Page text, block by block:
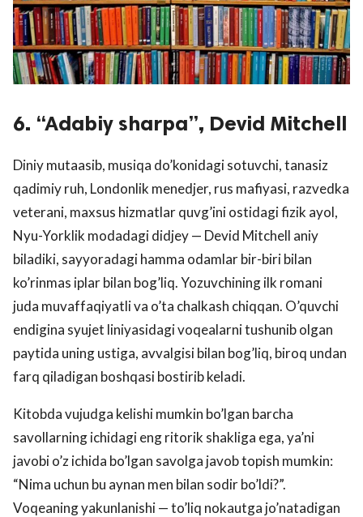
6. “Adabiy sharpa”, Devid Mitchell
Diniy mutaasib, musiqa do’konidagi sotuvchi, tanasiz
qadimiy ruh, Londonlik menedjer, rus mafiyasi, razvedka
veterani, maxsus hizmatlar quvg’ini ostidagi fizik ayol,
Nyu-Yorklik modadagi didjey — Devid Mitchell aniy
biladiki, sayyoradagi hamma odamlar bir-biri bilan
ko’rinmas iplar bilan bog’liq. Yozuvchining ilk romani
juda muvaffaqiyatli va o’ta chalkash chiqqan. O’quvchi
endigina syujet liniyasidagi voqealarni tushunib olgan
paytida uning ustiga, avvalgisi bilan bog’liq, biroq undan
farq qiladigan boshqasi bostirib keladi.
Kitobda vujudga kelishi mumkin bo’lgan barcha
savollarning ichidagi eng ritorik shakliga ega, ya’ni
javobi o’z ichida bo’lgan savolga javob topish mumkin:
“Nima uchun bu aynan men bilan sodir bo’ldi?”.
Voqeaning yakunlanishi — to’liq nokautga jo’natadigan